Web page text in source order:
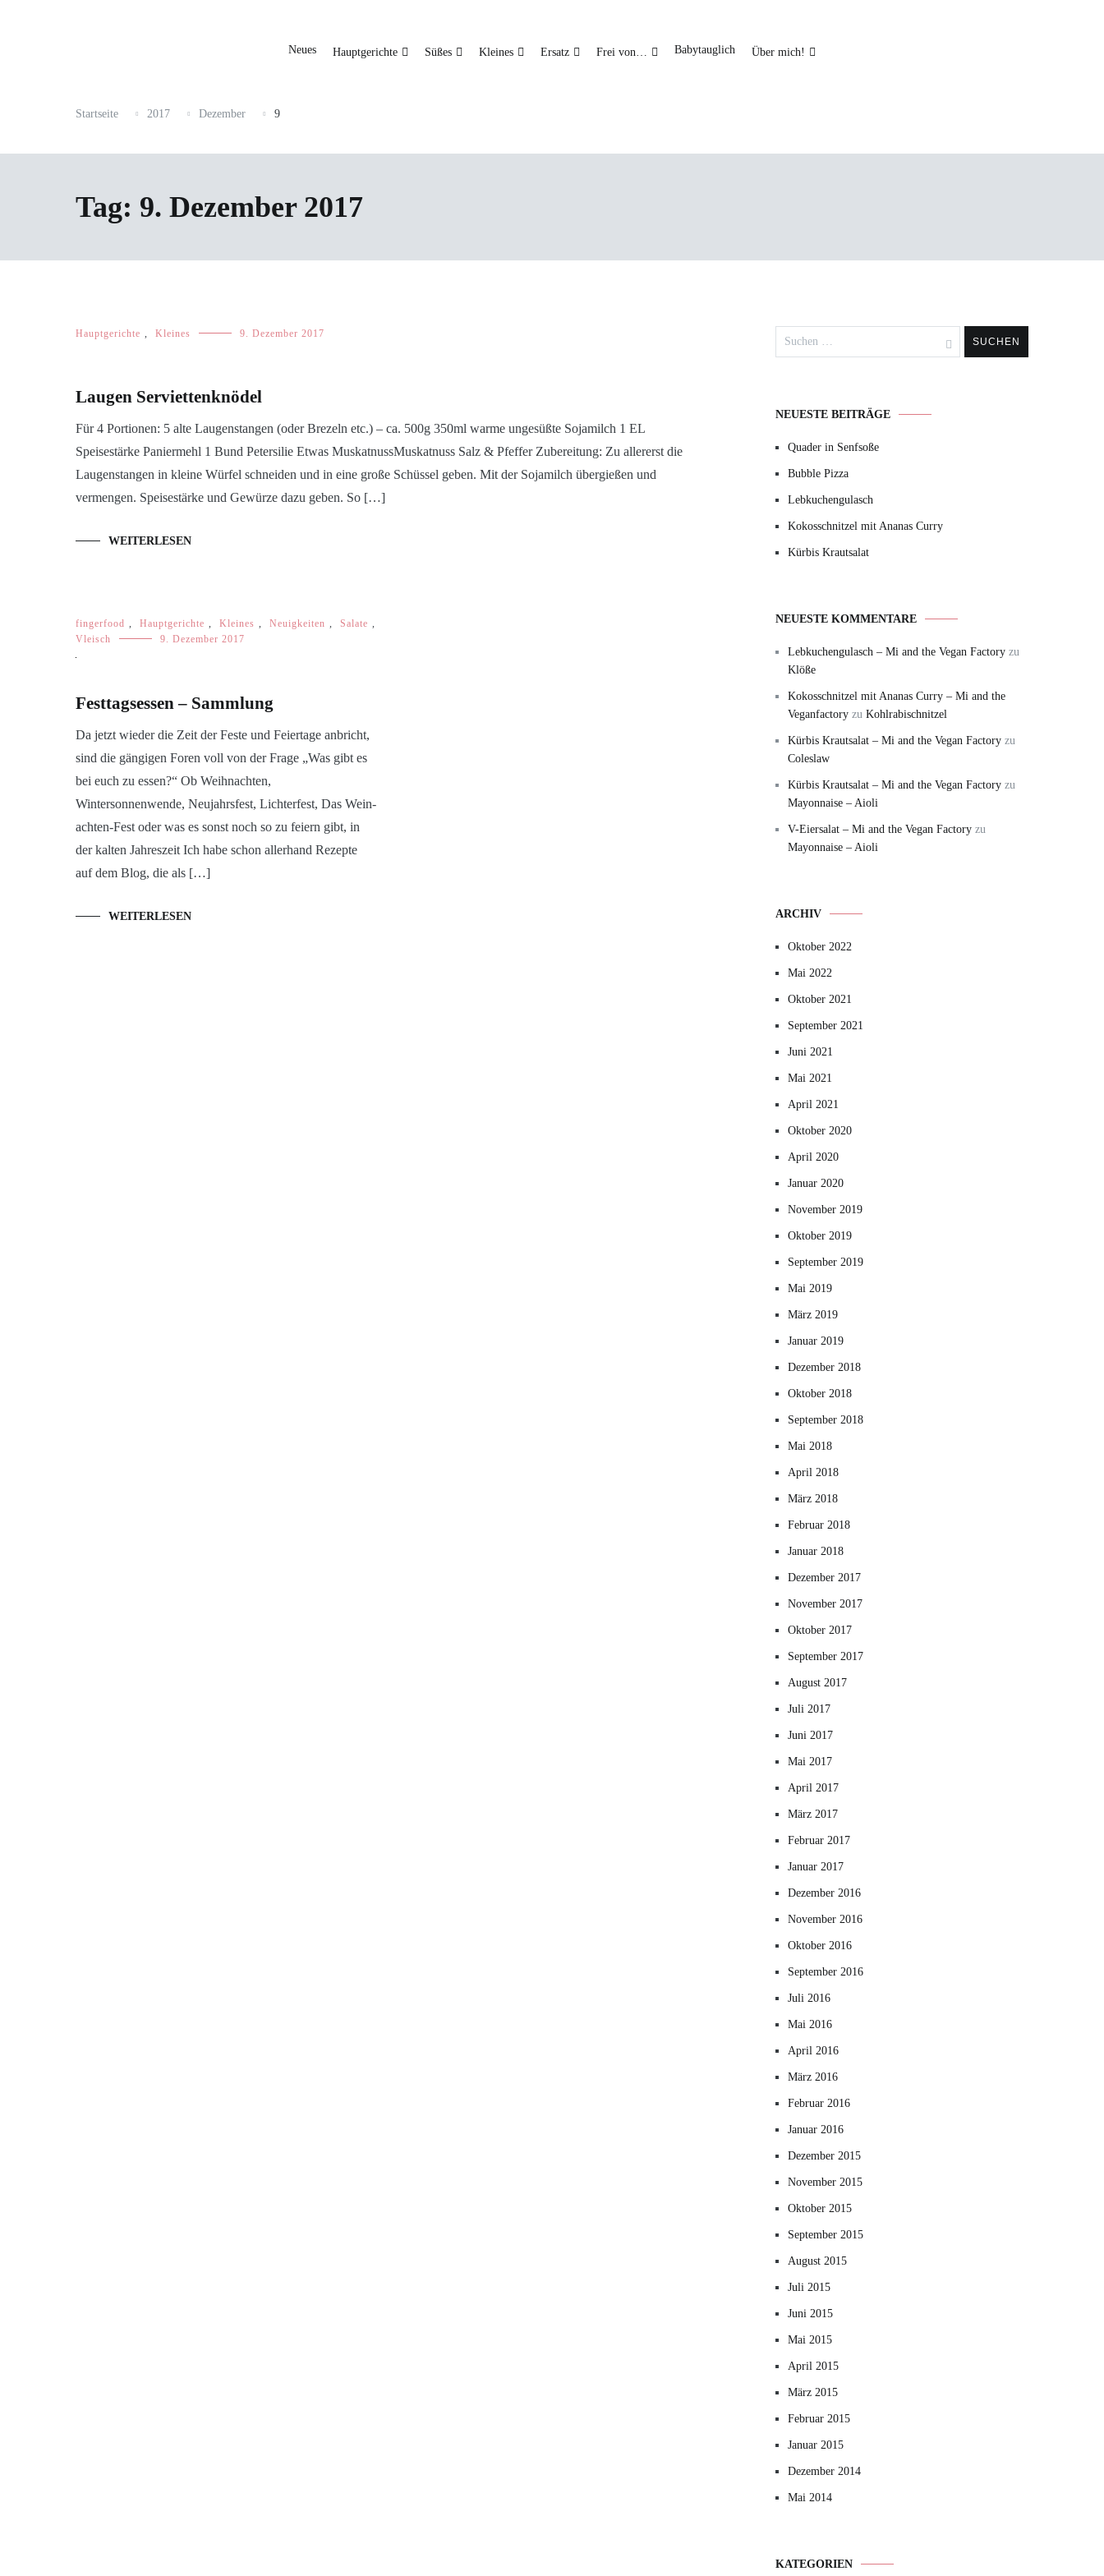
Neues Hauptgerichte Süßes Kleines Ersatz Frei von… Babytauglich Über mich!
Startseite 2017 Dezember 9
Tag: 9. Dezember 2017
Hauptgerichte , Kleines 9. Dezember 2017
Laugen Serviettenknödel
Für 4 Portionen: 5 alte Laugenstangen (oder Brezeln etc.) – ca. 500g 350ml warme ungesüßte Sojamilch 1 EL
Speisestärke Paniermehl 1 Bund Petersilie Etwas MuskatnussMuskatnuss Salz & Pfeffer Zubereitung: Zu allererst die
Laugenstangen in kleine Würfel schneiden und in eine große Schüssel geben. Mit der Sojamilch übergießen und
vermengen. Speisestärke und Gewürze dazu geben. So […]
WEITERLESEN
fingerfood , Hauptgerichte , Kleines , Neuigkeiten , Salate ,
Vleisch
9. Dezember 2017
Festtagsessen – Sammlung
Da jetzt wieder die Zeit der Feste und Feiertage anbricht,
sind die gängigen Foren voll von der Frage „Was gibt es
bei euch zu essen?“ Ob Weihnachten,
Wintersonnenwende, Neujahrsfest, Lichterfest, Das Wein-
achten-Fest oder was es sonst noch so zu feiern gibt, in
der kalten Jahreszeit Ich habe schon allerhand Rezepte
auf dem Blog, die als […]
WEITERLESEN
nach:
NEUESTE BEITRÄGE
Quader in Senfsoße
Bubble Pizza
Lebkuchengulasch
Kokosschnitzel mit Ananas Curry
Kürbis Krautsalat
NEUESTE KOMMENTARE
Lebkuchengulasch – Mi and the Vegan Factory zu
Klöße
Kokosschnitzel mit Ananas Curry – Mi and the
Veganfactory zu Kohlrabischnitzel
Kürbis Krautsalat – Mi and the Vegan Factory zu
Coleslaw
Kürbis Krautsalat – Mi and the Vegan Factory zu
Mayonnaise – Aioli
V-Eiersalat – Mi and the Vegan Factory zu
Mayonnaise – Aioli
ARCHIV
Oktober 2022
Mai 2022
Oktober 2021
September 2021
Juni 2021
Mai 2021
April 2021
Oktober 2020
April 2020
Januar 2020
November 2019
Oktober 2019
September 2019
Mai 2019
März 2019
Januar 2019
Dezember 2018
Oktober 2018
September 2018
Mai 2018
April 2018
März 2018
Februar 2018
Januar 2018
Dezember 2017
November 2017
Oktober 2017
September 2017
August 2017
Juli 2017
Juni 2017
Mai 2017
April 2017
März 2017
Februar 2017
Januar 2017
Dezember 2016
November 2016
Oktober 2016
September 2016
Juli 2016
Mai 2016
April 2016
März 2016
Februar 2016
Januar 2016
Dezember 2015
November 2015
Oktober 2015
September 2015
August 2015
Juli 2015
Juni 2015
Mai 2015
April 2015
März 2015
Februar 2015
Januar 2015
Dezember 2014
Mai 2014
KATEGORIEN